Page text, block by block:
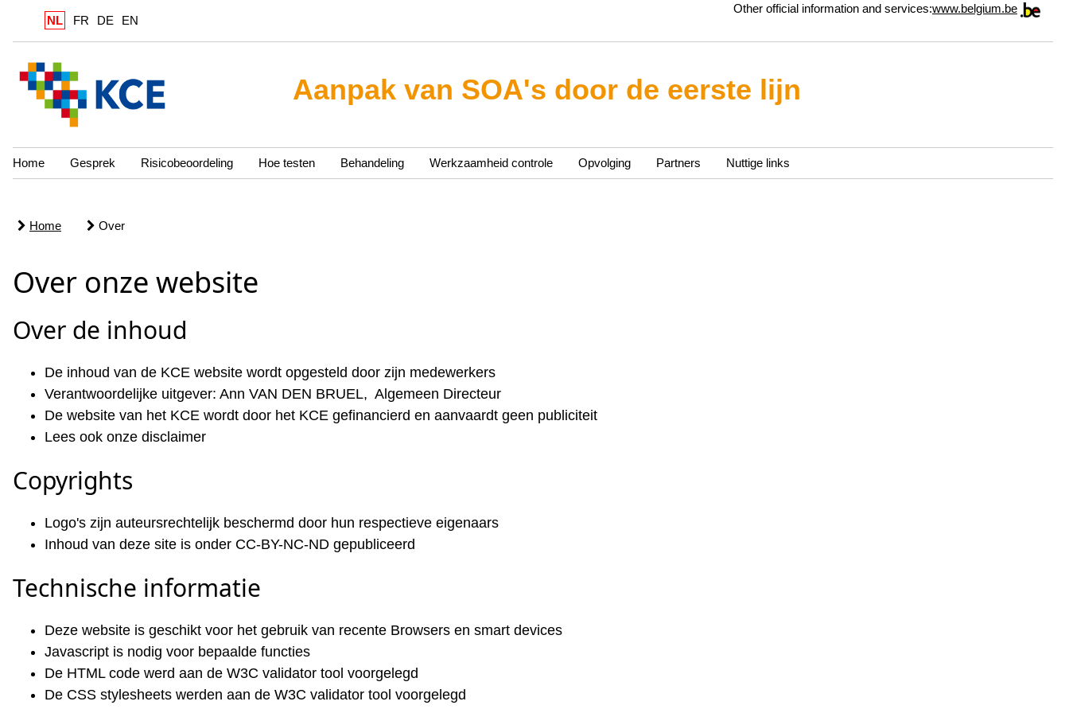
NL FR DE EN
Other official information and services:www.belgium.be
Aanpak van SOA's door de eerste lijn
Home Gesprek Risicobeoordeling Hoe testen Behandeling Werkzaamheid controle Opvolging Partners Nuttige links
Home Over
Over onze website
Over de inhoud
De inhoud van de KCE website wordt opgesteld door zijn medewerkers
Verantwoordelijke uitgever: Ann VAN DEN BRUEL, Algemeen Directeur
De website van het KCE wordt door het KCE gefinancierd en aanvaardt geen publiciteit
Lees ook onze disclaimer
Copyrights
Logo's zijn auteursrechtelijk beschermd door hun respectieve eigenaars
Inhoud van deze site is onder CC-BY-NC-ND gepubliceerd
Technische informatie
Deze website is geschikt voor het gebruik van recente Browsers en smart devices
Javascript is nodig voor bepaalde functies
De HTML code werd aan de W3C validator tool voorgelegd
De CSS stylesheets werden aan de W3C validator tool voorgelegd